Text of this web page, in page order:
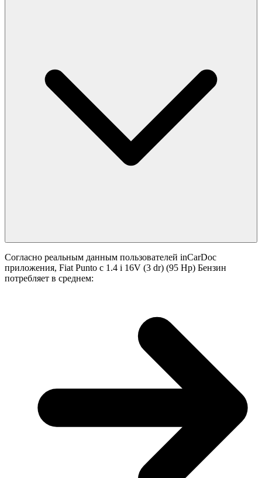
Согласно реальным данным пользователей inCarDoc
приложения, Fiat Punto с 1.4 i 16V (3 dr) (95 Hp) Бензин
потребляет в среднем: